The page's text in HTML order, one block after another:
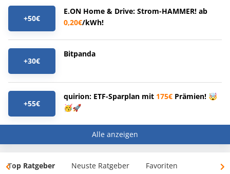
+50€
E.ON Home & Drive: Strom-HAMMER! ab
0,20€/kWh!
+30€
Bitpanda
+55€
quirion: ETF-Sparplan mit 175€ Prämien! 🤯
🥳🚀
Alle anzeigen
Top Ratgeber Neuste Ratgeber Favoriten